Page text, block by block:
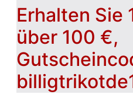
Erhalten Sie
über 100 €,